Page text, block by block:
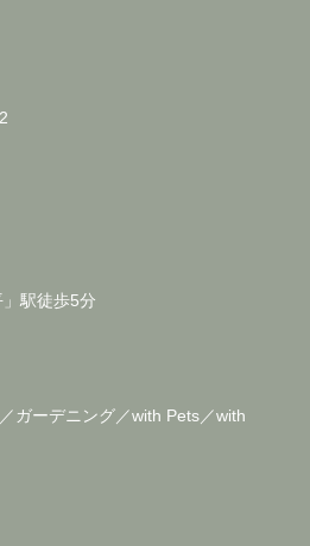
駅徒歩5分
ガーデニング／with Pets／with